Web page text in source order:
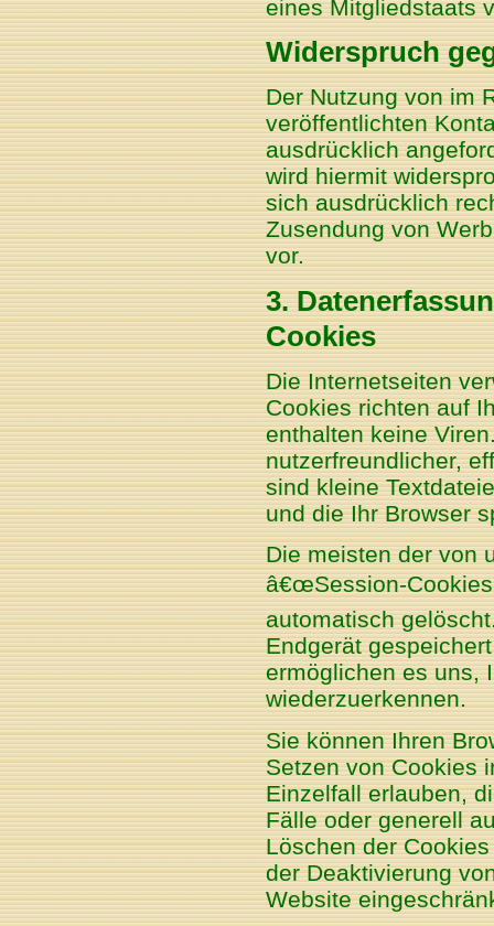
eines Mitgliedstaats
Widerspruch
Der Nutzung von im
veröffentlichten
ausdrücklich
wird hiermit
sich ausdrücklich
Zusendung von
vor.
3.
Cookies
Die Internetseiten
Cookies richten auf
enthalten keine
nutzerfreundlicher,
sind kleine
und die Ihr Browser
Die meisten der von
â€œSession-
automatisch
Endgerät
ermöglichen es uns,
wiederzuerkennen.
Sie können Ihren
Setzen von Cookies
Einzelfall erlauben,
Fälle oder generell
Löschen der
der Deaktivierung
Website